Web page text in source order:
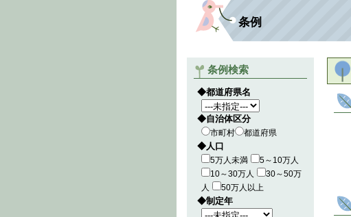
条例
条例検索
◆都道府県名
◆自治体区分
市町村 都道府県
◆人口
5万人未満
5～10万人
10～30万人
30～50万
人
50万人以上
◆制定年